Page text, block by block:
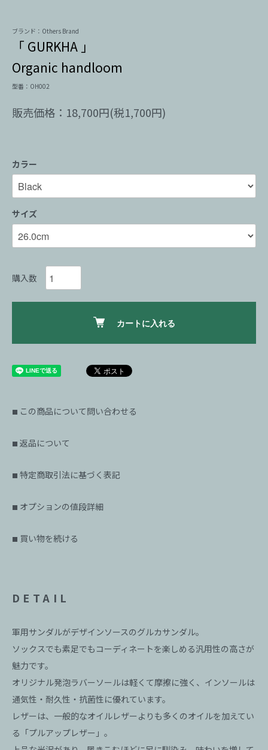
ブランド：Others Brand
「 GURKHA 」
Organic handloom
型番：OH002
販売価格：18,700円(税1,700円)
カラー
サイズ
購入数
カートに入れる
■ この商品について問い合わせる
■ 返品について
■ 特定商取引法に基づく表記
■ オプションの値段詳細
■ 買い物を続ける
DETAIL
軍用サンダルがデザインソースのグルカサンダル。
ソックスでも素足でもコーディネートを楽しめる汎用性の高さが
魅力です。
オリジナル発泡ラバーソールは軽くて摩擦に強く、インソールは
通気性・耐久性・抗菌性に優れています。
レザーは、一般的なオイルレザーよりも多くのオイルを加えてい
る「プルアップレザー」。